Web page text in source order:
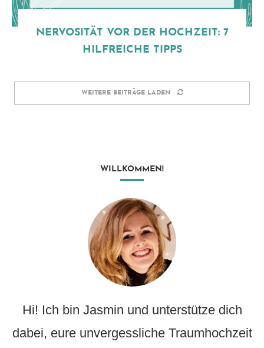
NERVOSITÄT VOR DER HOCHZEIT: 7
HILFREICHE TIPPS
WEITERE BEITRÄGE LADEN
WILLKOMMEN!
Hi! Ich bin Jasmin und unterstütze dich
dabei, eure unvergessliche Traumhochzeit